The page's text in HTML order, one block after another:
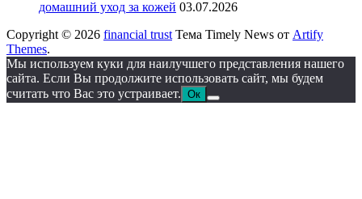
домашний уход за кожей 03.07.2026
Copyright © 2026 financial trust Тема Timely News от Artify
Themes.
Мы используем куки для наилучшего представления нашего
сайта. Если Вы продолжите использовать сайт, мы будем
считать что Вас это устраивает. Ок